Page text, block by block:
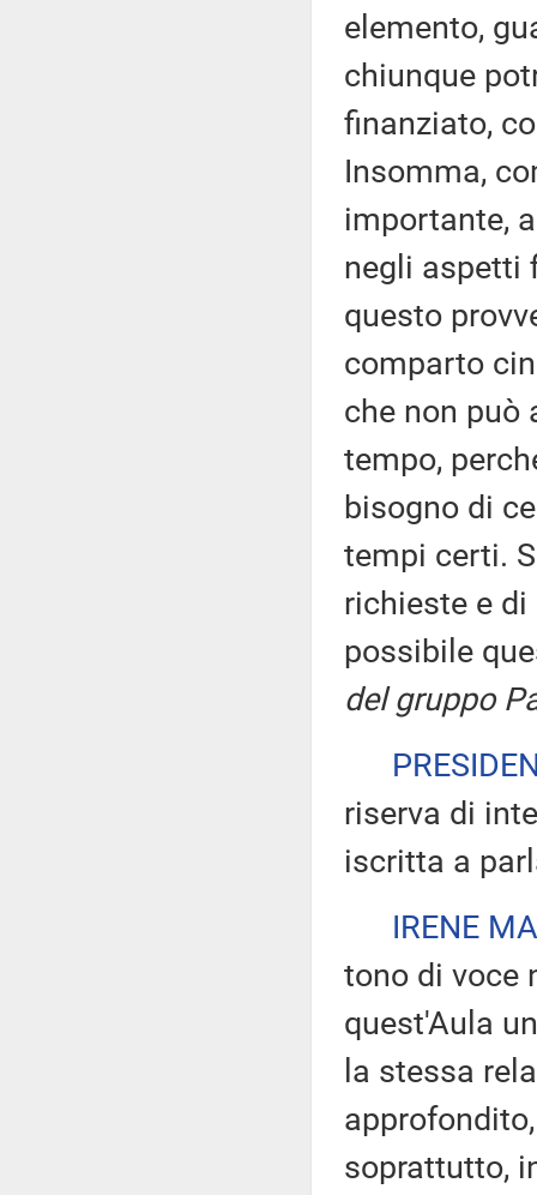
elemento,
chiunque
finanziato,
Insomma,
importante,
negli aspetti
questo
comparto
che non può
tempo,
bisogno di
tempi certi.
richieste e
possibile
del gruppo
riserva di
iscritta a
IRENE
tono di voce
quest'Aula
la stessa
soprattutto,